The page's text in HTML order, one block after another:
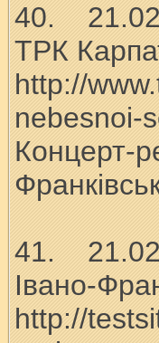
40.
ТРК
http://
nebesnoi-
Концерт-
41.
Івано-
http://